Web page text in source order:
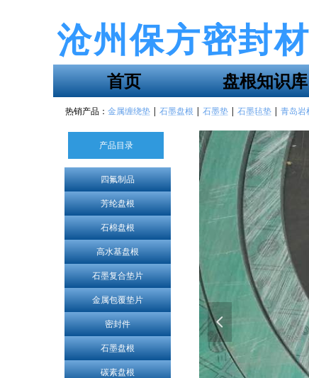
首页 盘根知识库
沧州保方密封
产品目录
넳
四氟制品
芳纶盘根
石棉盘根
高水基盘根
石墨复合垫片
金属包覆垫片
密封件
石墨盘根
碳素盘根
热销产品： 金属缠绕垫 | 石墨盘根 | 石墨垫 | 石墨毡垫 | 青岛岩